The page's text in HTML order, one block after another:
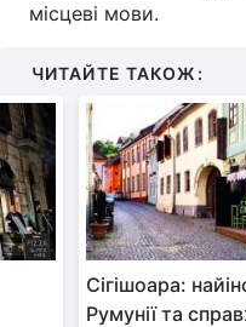
місцеві мови.
ЧИТАЙТЕ ТАКОЖ:
Сігішоара:
Румунії та